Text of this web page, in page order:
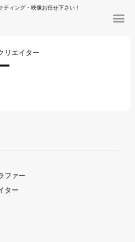
ィング・映像お任せ下さい！
リエイター
ファー
ター